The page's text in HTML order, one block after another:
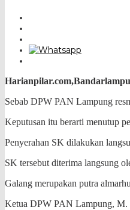
Sebab DPW PAN Lampung
Keputusan itu berarti menutup
Penyerahan SK dilakukan
SK tersebut diterima langsung
Galang merupakan putra
Ketua DPW PAN Lampung, M.